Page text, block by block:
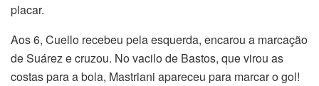
placar.
Aos 6, Cuello recebeu pela esquerda, encarou a marcação
de Suárez e cruzou. No vacilo de Bastos, que virou as
costas para a bola, Mastriani apareceu para marcar o gol!